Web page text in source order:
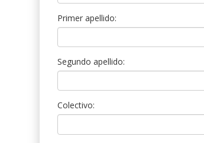
Primer apellido:
Segundo apellido:
Colectivo: